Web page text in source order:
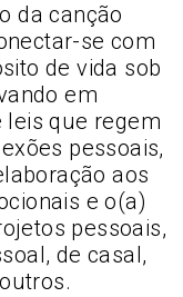
da canção
se com
de vida sob
em
leis que regem
pessoais,
aos
e o(a)
pessoais,
de casal,